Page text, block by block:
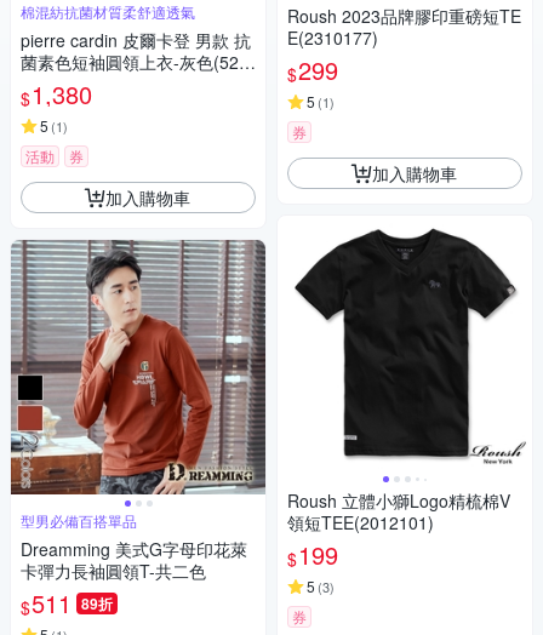
棉混紡抗菌材質柔舒適透氣
pierre cardin 皮爾卡登 男款 抗
菌素色短袖圓領上衣-灰色(525
7284-95)
$1,380
5 (1)
活動 券
加入購物車
型男必備百搭單品
Dreamming 美式G字母印花萊
卡彈力長袖圓領T-共二色
$511 89折
Roush 2023品牌膠印重磅短TE
E(2310177)
$299
5 (1)
券
加入購物車
Roush 立體小獅Logo精梳棉V
領短TEE(2012101)
$199
5 (3)
券